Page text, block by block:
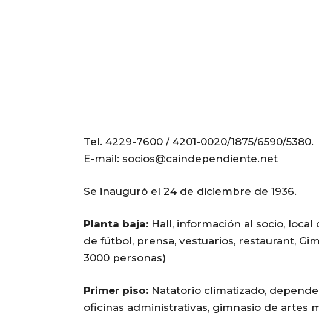
Tel. 4229-7600 / 4201-0020/1875/6590/5380.
E-mail: socios@caindependiente.net
Se inauguró el 24 de diciembre de 1936.
Planta baja: Hall, información al socio,
de fútbol, prensa, vestuarios, restaurant,
3000 personas)
Primer piso: Natatorio climatizado,
oficinas administrativas, gimnasio de artes